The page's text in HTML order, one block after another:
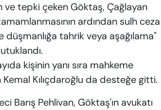
ve tepki çeken Göktaş, Çağlayan
ardından sulh ceza
tahrik veya aşağılama"
kişinin yanı sıra mahkeme
Kılıçdaroğlu da desteğe gitti.
Barış Pehlivan, Göktaş'ın avukatı